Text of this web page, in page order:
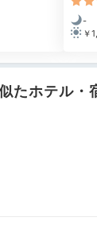
会席料理を。
、お肉中心の
宴」など4つ
-
￥
たホテル・